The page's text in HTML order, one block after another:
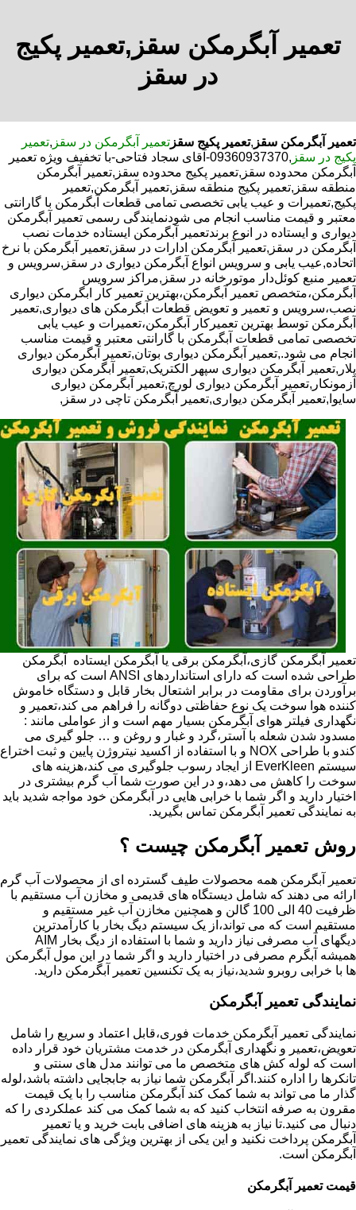
تعمیر آبگرمکن سقز,تعمیر پکیج
در سقز
تعمیر آبگرمکن سقز ,تعمیر پکیج سقز تعمیر آبگرمکن در سقز ,تعمیر
پکیج در سقز
,09360937370-آقای سجاد فتاحی-با تخفیف ویژه تعمیر
آبگرمکن محدوده سقز,تعمیر پکیج محدوده سقز,تعمیر آبگرمکن
منطقه سقز,تعمیر پکیج منطقه سقز,تعمیر آبگرمکن,تعمیر
پکیج,تعمیرات و عیب یابی تخصصی تمامی قطعات آبگرمکن با گارانتی
معتبر و قیمت مناسب انجام می شودنمایندگی رسمی تعمیر آبگرمکن
دیواری و ایستاده در انوع برندتعمیر آبگرمکن ایستاده خدمات نصب
آبگرمکن در سقز,تعمیر آبگرمکن ادارات در سقز,تعمیر آبگرمکن با نرخ
اتحاده,عیب یابی و سرویس انواع آبگرمکن دیواری در سقز,سرویس و
تعمیر منبع کوئل‌دار موتورخانه در سقز,مراکز سرویس
آبگرمکن،متخصص تعمیر آبگرمکن،بهترین تعمیر کار ابگرمکن دیواری
نصب،سرویس و تعمیر و تعویض قطعات آبگرمکن های دیواری,تعمیر
آبگرمکن توسط بهترین تعمیرکار آبگرمکن،تعمیرات و عیب یابی
تخصصی تمامی قطعات آبگرمکن با گارانتی معتبر و قیمت مناسب
انجام می شود.,تعمیر آبگرمکن دیواری بوتان,تعمیر آبگرمکن دیواری
پلار,تعمیر آبگرمکن دیواری سپهر الکتریک,تعمیر آبگرمکن دیواری
آزمونکار,تعمیر آبگرمکن دیواری لورچ,تعمیر آبگرمکن دیواری
سایوا,تعمیر آبگرمکن دیواری,تعمیر آبگرمکن تاچی در سقز,
تعمیر آبگرمکن گازی،آبگرمکن برقی یا آبگرمکن ایستاده ​ آبگرمکن
طراحی شده است که دارای استانداردهای ANSI است که برای
برآوردن برای مقاومت در برابر اشتعال بخار قابل و دستگاه خاموش
کننده هوا سوخت یک نوع حفاظتی دوگانه را فراهم می کند،تعمیر و
نگهداری فیلتر هوای آبگرمکن بسیار مهم است و از عواملی مانند :
مسدود شدن شعله با آستر،گرد و غبار و روغن و … جلو گیری می
کندو با طراحی NOX و با استفاده از اکسید نیتروژن پایین و ثبت اختراع
سیستم EverKleen از ایجاد رسوب جلوگیری می کند،هزینه های
سوخت را کاهش می دهد،و در این صورت شما آب گرم بیشتری در
اختیار دارید و اگر شما با خرابی هایی در آبگرمکن خود مواجه شدید باید
به نمایندگی تعمیر آبگرمکن تماس بگیرید.
روش تعمیر آبگرمکن چیست ؟
تعمیر آبگرمکن همه محصولات طیف گسترده ای از محصولات آب گرم
ارائه می دهند که شامل دیستگاه های قدیمی و مخازن آب مستقیم با
ظرفیت 40 الی 100 گالن و همچنین مخازن آب غیر مستقیم و
مستقیم است که می تواند،از یک سیستم دیگ بخار با کارآمدترین
دیگهای آب مصرفی نیاز دارید و شما با استفاده از دیگ بخار AIM
همیشه آبگرم مصرفی در اختیار دارید و اگر شما در این مول آبگرمکن
ها با خرابی روبرو شدید،نیاز به یک تکنسین تعمیر آبگرمکن دارید.
نمایندگی تعمیر آبگرمکن
نمایندگی تعمیر آبگرمکن خدمات فوری،قابل اعتماد و سریع را شامل
تعویض،تعمیر و نگهداری آبگرمکن در خدمت مشتریان خود قرار داده
است که لوله کش های متخصص ما می توانند مدل های سنتی و
تانکرها را اداره کنند.اگر آبگرمکن شما نیاز به جابجایی داشته باشد،لوله
گذار ما می تواند به شما کمک کند آبگرمکن مناسب را با یک قیمت
مقرون به صرفه انتخاب کنید که به شما کمک می کند عملکردی را که
دنبال می کنید.تا نیاز به هزینه های اضافی بابت خرید و یا تعمیر
آبگرمکن پرداخت نکنید و این یکی از بهترین ویژگی های نمایندگی تعمیر
آبگرمکن است.
قیمت تعمیر آبگرمکن